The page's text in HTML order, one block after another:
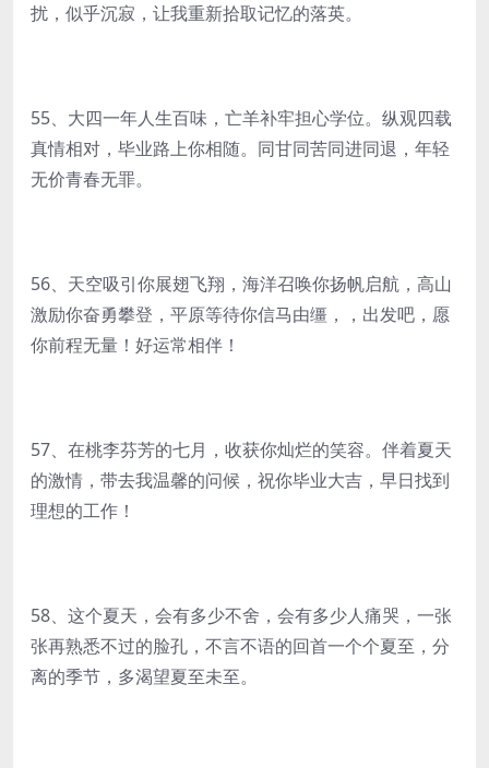
扰，似乎沉寂，让我重新拾取记忆的落英。
55、大四一年人生百味，亡羊补牢担心学位。纵观四载
真情相对，毕业路上你相随。同甘同苦同进同退，年轻
无价青春无罪。
56、天空吸引你展翅飞翔，海洋召唤你扬帆启航，高山
激励你奋勇攀登，平原等待你信马由缰，，出发吧，愿
你前程无量！好运常相伴！
57、在桃李芬芳的七月，收获你灿烂的笑容。伴着夏天
的激情，带去我温馨的问候，祝你毕业大吉，早日找到
理想的工作！
58、这个夏天，会有多少不舍，会有多少人痛哭，一张
张再熟悉不过的脸孔，不言不语的回首一个个夏至，分
离的季节，多渴望夏至未至。